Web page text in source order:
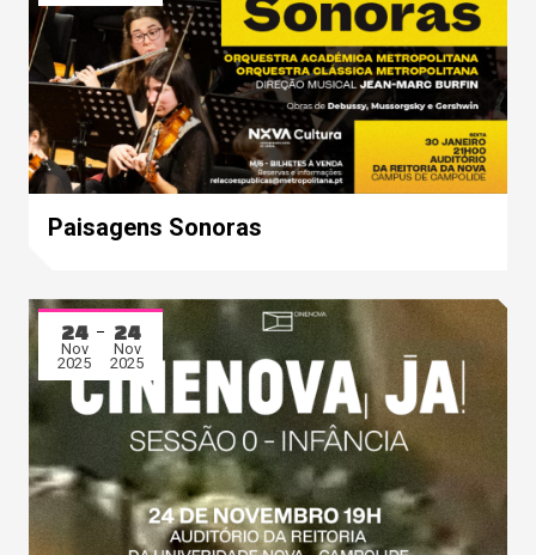
Paisagens Sonoras
24
Nov
2025
24
Nov
2025